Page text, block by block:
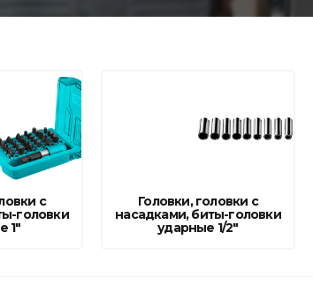
и
с
головки
1"
Головки, головки с
насадками, биты-головки
ударные 1/2"